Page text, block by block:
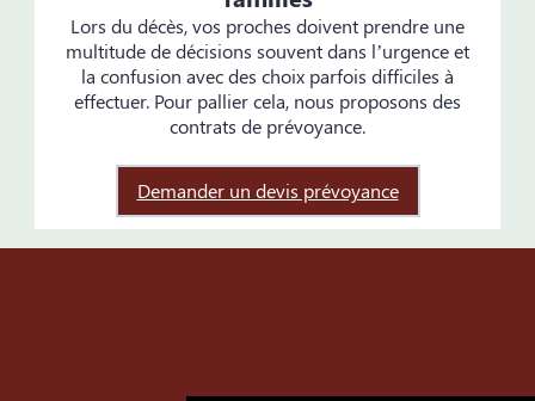
Lors du décès, vos proches doivent prendre une
multitude de décisions souvent dans l’urgence et
la confusion avec des choix parfois difficiles à
effectuer. Pour pallier cela, nous proposons des
contrats de prévoyance.
Demander un devis prévoyance